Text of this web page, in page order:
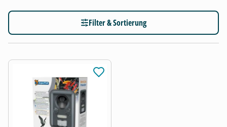
Filter & Sortierung